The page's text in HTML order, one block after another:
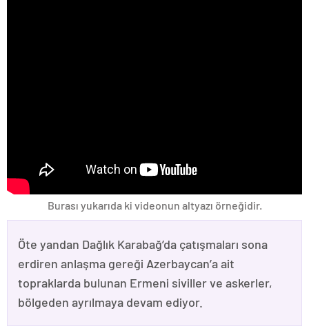
Burası yukarıda ki videonun altyazı örneğidir.
Öte yandan Dağlık Karabağ’da çatışmaları sona
erdiren anlaşma gereği Azerbaycan’a ait
topraklarda bulunan Ermeni siviller ve askerler,
bölgeden ayrılmaya devam ediyor.